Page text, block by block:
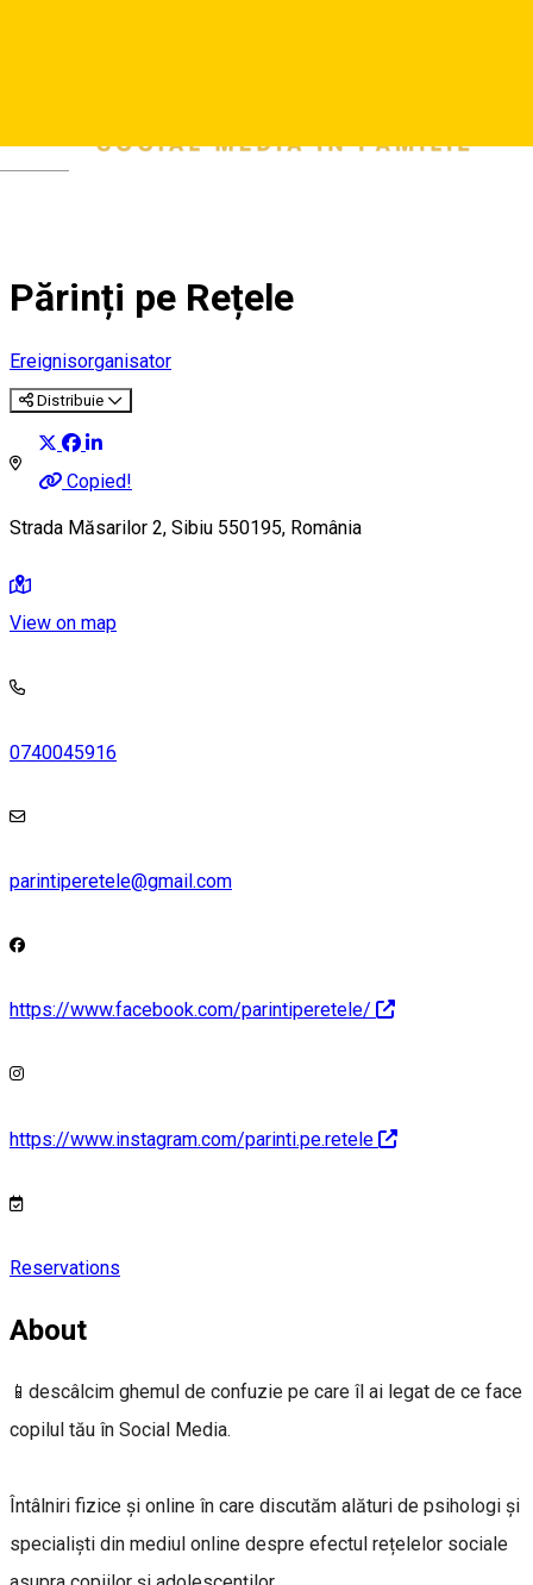
Părinți pe Rețele
Ereignisorganisator
Distribuie
Copied!
Strada Măsarilor 2, Sibiu 550195, România
View on map
0740045916
parintiperetele@gmail.com
https://www.facebook.com/parintiperetele/
https://www.instagram.com/parinti.pe.retele
Reservations
About
📱descâlcim ghemul de confuzie pe care îl ai legat de ce face
copilul tău în Social Media.
Întâlniri fizice și online în care discutăm alături de psihologi și
specialiști din mediul online despre efectul rețelelor sociale